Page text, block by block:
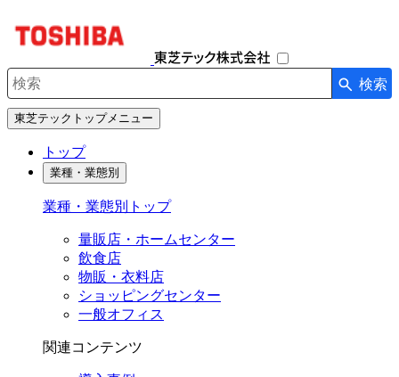
ー
検索キーワード入力 検索
東芝テックトップメニュー
トップ
業種・業態別
業種・業態別トップ
量販店・ホームセンター
飲食店
物販・衣料店
ショッピングセンター
一般オフィス
関連コンテンツ